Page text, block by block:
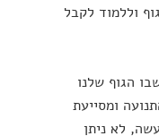
וללמוד לקבל
המדויק שבו הגוף שלנו
ומסייעת
לא ניתן